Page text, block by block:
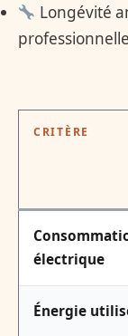
Longévité
professionnelle
CRITÈRE
électrique
Énergie